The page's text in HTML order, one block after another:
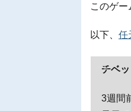
このゲー
以下、 任
チベ
3週間